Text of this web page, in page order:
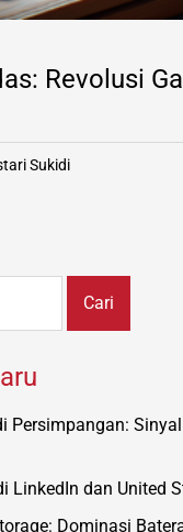
Revolusi
Sukidi
Persimpangan:
LinkedIn dan United
Dominasi